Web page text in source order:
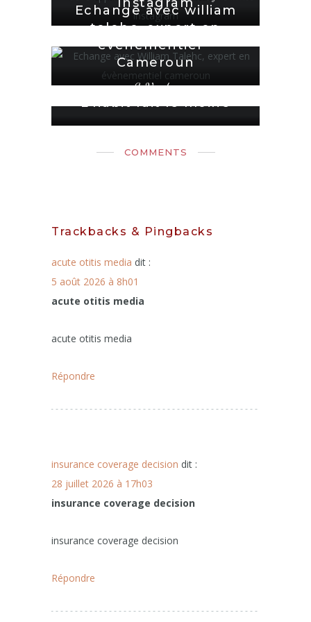
Echange avec william
talehc, expert en
evenementiel –
Cameroun
SeVendre
L’habit fait le moine
COMMENTS
Trackbacks & Pingbacks
acute otitis media dit :
5 août 2026 à 8h01
acute otitis media
acute otitis media
Répondre
insurance coverage decision dit :
28 juillet 2026 à 17h03
insurance coverage decision
insurance coverage decision
Répondre